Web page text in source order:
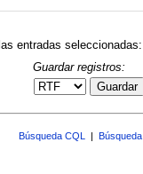
entradas seleccionadas:
Guardar registros:
Guardar
Búsqueda CQL